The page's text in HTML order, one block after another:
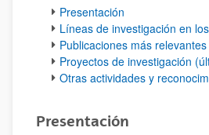
Presentación
Líneas de investigación en
Publicaciones más relevantes
Proyectos de investigación
Otras actividades y
Presentación